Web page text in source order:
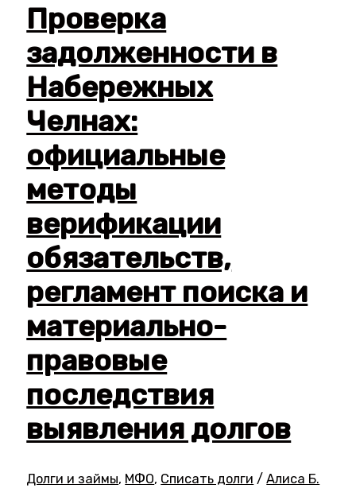
Проверка
задолженности в
Набережных
Челнах:
официальные
методы
верификации
обязательств,
регламент поиска и
материально-
правовые
последствия
выявления долгов
Долги и займы, МФО, Списать долги /Алиса Б.